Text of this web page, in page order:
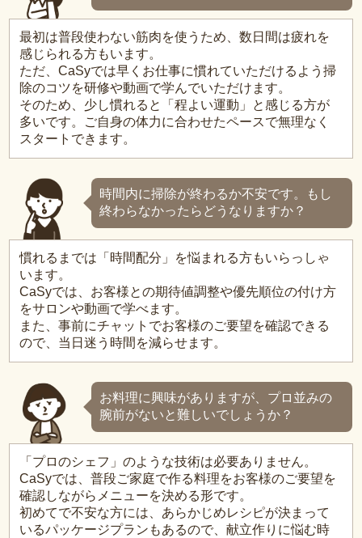
最初は普段使わない筋肉を使うため、数日間は疲れを
感じられる方もいます。
ただ、CaSyでは早くお仕事に慣れていただけるよう掃
除のコツを研修や動画で学んでいただけます。
そのため、少し慣れると「程よい運動」と感じる方が
多いです。ご自身の体力に合わせたペースで無理なく
スタートできます。
時間内に掃除が終わるか不安です。もし
終わらなかったらどうなりますか？
慣れるまでは「時間配分」を悩まれる方もいらっしゃ
います。
CaSyでは、お客様との期待値調整や優先順位の付け方
をサロンや動画で学べます。
また、事前にチャットでお客様のご要望を確認できる
ので、当日迷う時間を減らせます。
お料理に興味がありますが、プロ並みの
腕前がないと難しいでしょうか？
「プロのシェフ」のような技術は必要ありません。
CaSyでは、普段ご家庭で作る料理をお客様のご要望を
確認しながらメニューを決める形です。
初めてで不安な方には、あらかじめレシピが決まって
いるパッケージプランもあるので、献立作りに悩む時